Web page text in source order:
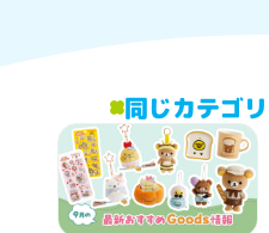
同じカテゴ